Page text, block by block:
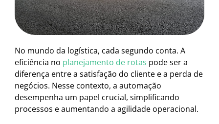
No mundo da logística, cada segundo conta. A
eficiência no planejamento de rotas pode ser a
diferença entre a satisfação do cliente e a perda de
negócios. Nesse contexto, a automação
desempenha um papel crucial, simplificando
processos e aumentando a agilidade operacional.